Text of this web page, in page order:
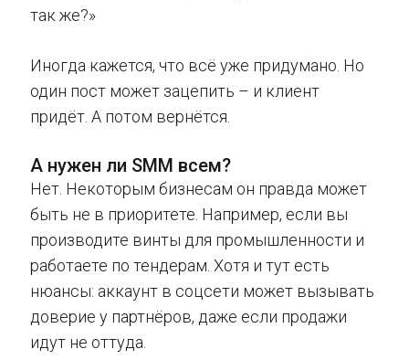
так же?»
Иногда кажется, что всё уже придумано. Но
один пост может зацепить – и клиент
придёт. А потом вернётся.
А нужен ли SMM всем?
Нет. Некоторым бизнесам он правда может
быть не в приоритете. Например, если вы
производите винты для промышленности и
работаете по тендерам. Хотя и тут есть
нюансы: аккаунт в соцсети может вызывать
доверие у партнёров, даже если продажи
идут не оттуда.